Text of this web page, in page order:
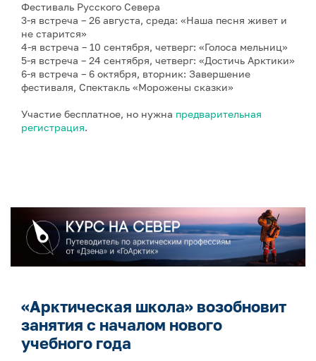
Фестиваль Русского Севера
3-я встреча – 26 августа, среда: «Наша песня живет и
не старится»
4-я встреча – 10 сентября, четверг: «Голоса мельниц»
5-я встреча – 24 сентября, четверг: «Достичь Арктики»
6-я встреча – 6 октября, вторник: Завершение
фестиваля, Спектакль «Морожены сказки»
Участие бесплатное, но нужна предварительная
регистрация.
«Арктическая школа» возобновит
занятия с началом нового
учебного года